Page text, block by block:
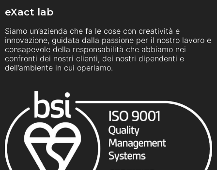
eXact lab
Siamo un’azienda che fa le cose con creatività e
innovazione, guidata dalla passione per il nostro lavoro e
consapevole della responsabilità che abbiamo nei
confronti dei nostri clienti, dei nostri dipendenti e
dell’ambiente in cui operiamo.